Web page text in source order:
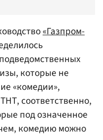
«Газпром-
которые не
«комедии»,
соответственно,
под означенное
комедию можно